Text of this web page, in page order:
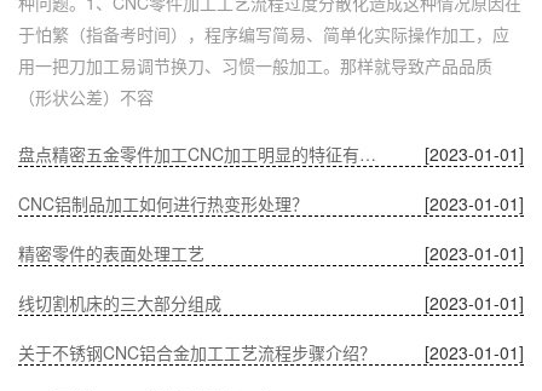
于怕繁（指备考时间），程序编写简易、简单化实际操作加工，应
用一把刀加工易调节换刀、习惯一般加工。那样就导致产品品质
（形状公差）不容
[2023-01-01]
盘点精密五金零件加工CNC加工明显的特征有哪些
[2023-01-01]
CNC铝制品加工如何进行热变形处理？
[2023-01-01]
精密零件的表面处理工艺
[2023-01-01]
线切割机床的三大部分组成
[2023-01-01]
关于不锈钢CNC铝合金加工工艺流程步骤介绍？